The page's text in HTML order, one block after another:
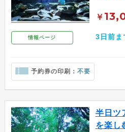
情報ページ
￥
3日前ま
予約券の印刷： 不要
半日ツ
を楽し